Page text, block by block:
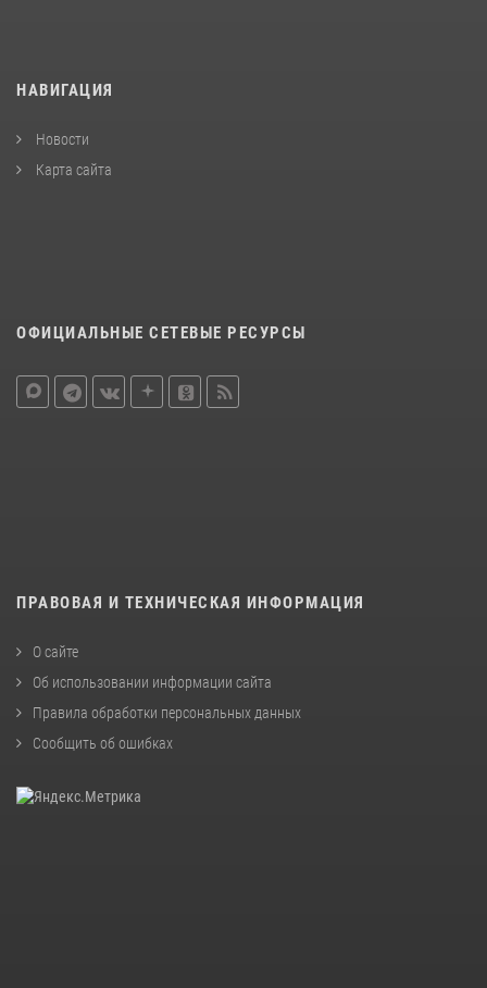
НАВИГАЦИЯ
Новости
Карта сайта
ОФИЦИАЛЬНЫЕ СЕТЕВЫЕ РЕСУРСЫ
ПРАВОВАЯ И ТЕХНИЧЕСКАЯ ИНФОРМАЦИЯ
О сайте
Об использовании информации сайта
Правила обработки персональных данных
Сообщить об ошибках